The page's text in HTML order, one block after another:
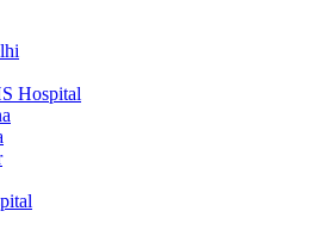
Hospital